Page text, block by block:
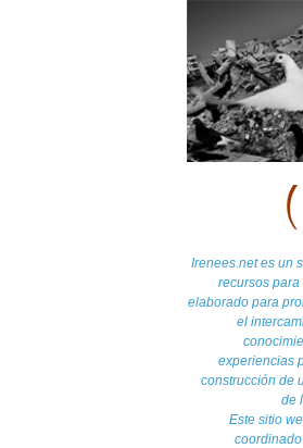
Irenees.net es un
recursos para
elaborado para
el
experiencias
construcción de
de
Este sitio